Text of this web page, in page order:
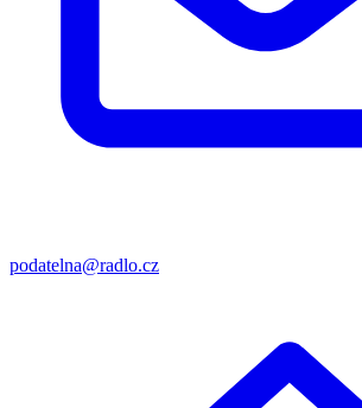
podatelna@radlo.cz